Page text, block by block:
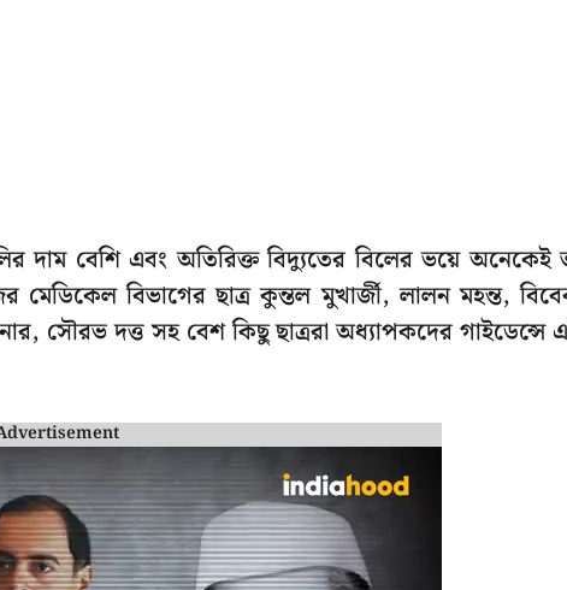
দাম বেশি এবং অতিরিক্ত বিদ্যুতের বিলের ভয়ে অনেকেই
বিভাগের ছাত্র কুন্তল মুখার্জী, লালন মহন্ত,
সৌরভ দত্ত সহ বেশ কিছু ছাত্ররা অধ্যাপকদের গাইডেন্সে